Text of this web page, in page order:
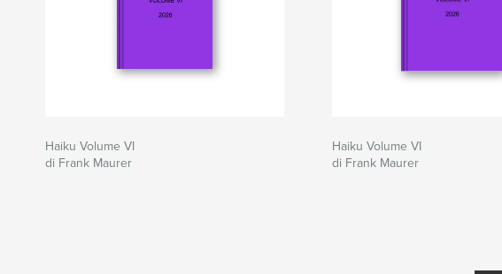
Haiku Volume VI
di Frank Maurer
Haiku Volume VI
di Frank Maurer